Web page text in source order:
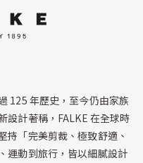
125 年歷史，至今仍由家族
設計著稱，FALKE 在全球時
持「完美剪裁、極致舒適、
運動到旅行，皆以細膩設計